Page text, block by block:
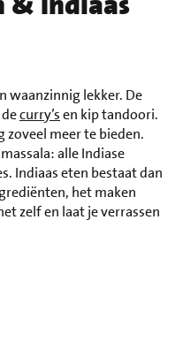
waanzinnig lekker. De
curry’sen kip tandoori.
zoveel meer te bieden.
alle Indiase
Indiaas eten bestaat dan
het maken
zelf en laat je verrassen